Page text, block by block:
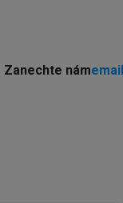
Zanechte námemail